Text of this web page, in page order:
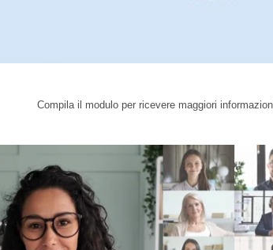
Compila il modulo per ricevere maggiori